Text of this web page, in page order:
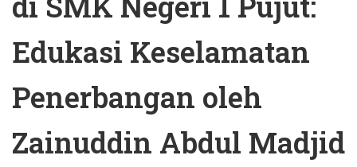
Edukasi Keselamatan
Penerbangan oleh
Zainuddin Abdul Madjid